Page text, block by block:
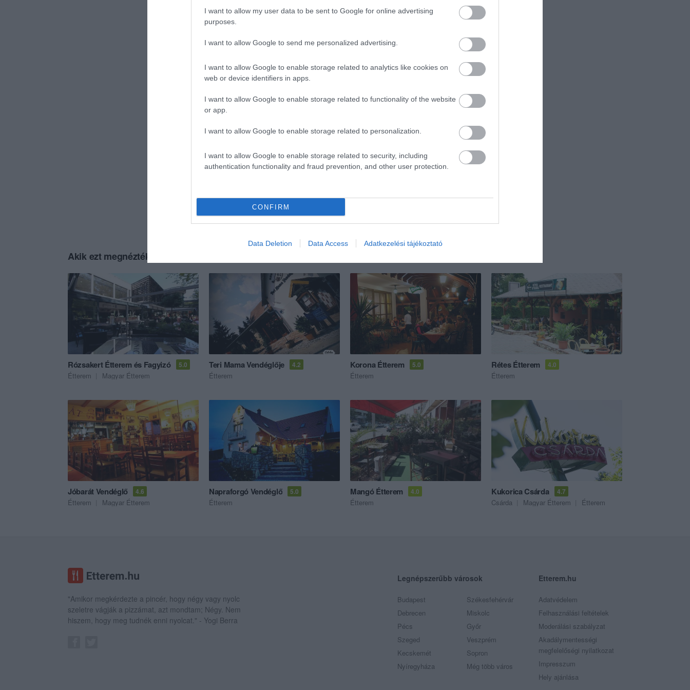
I want to allow my user data to be sent to Google for online advertising
purposes.
I want to allow Google to send me personalized advertising.
I want to allow Google to enable storage related to analytics like cookies on
web or device identifiers in apps.
I want to allow Google to enable storage related to functionality of the website
or app.
I want to allow Google to enable storage related to personalization.
I want to allow Google to enable storage related to security, including
authentication functionality and fraud prevention, and other user protection.
CONFIRM
Data Deletion Data Access Adatkezelési tájékoztató
Akik ezt megnézték, ezeket is megnézték...
Rózsakert Étterem és Fagyizó 5.0
Étterem Magyar Étterem
Teri Mama Vendéglője 4.2
Étterem
Korona Étterem 5.0
Étterem
Rétes Étterem 4.0
Étterem
Jóbarát Vendéglő 4.6
Étterem Magyar Étterem
Napraforgó Vendéglő 5.0
Étterem
Mangó Étterem 4.0
Étterem
Kukorica Csárda 4.7
Csárda Magyar Étterem Étterem
"Amikor megkérdezte a pincér, hogy négy vagy nyolc
szeletre vágják a pizzámat, azt mondtam; Négy. Nem
hiszem, hogy meg tudnék enni nyolcat." - Yogi Berra
Legnépszerűbb városok
Budapest
Debrecen
Pécs
Szeged
Kecskemét
Nyíregyháza
Székesfehérvár
Miskolc
Győr
Veszprém
Sopron
Még több város
Etterem.hu
Adatvédelem
Felhasználási feltételek
Moderálási szabályzat
Akadálymentességi
megfelelőségi nyilatkozat
Impresszum
Hely ajánlása